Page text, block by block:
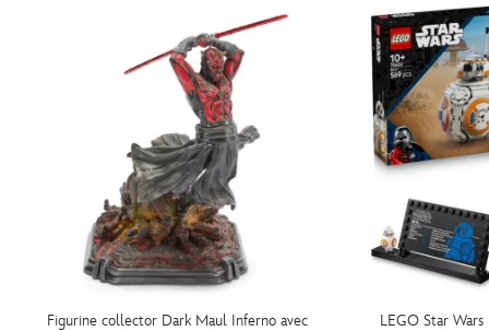
Figurine collector Dark Maul Inferno avec
LEGO Star